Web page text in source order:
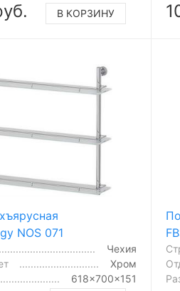
В КОРЗИНУ
NOS 071
Чехия
Хром
618x700x151